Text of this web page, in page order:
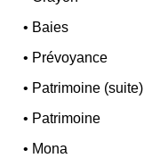
• Baies
• Prévoyance
• Patrimoine (suite)
• Patrimoine
• Mona